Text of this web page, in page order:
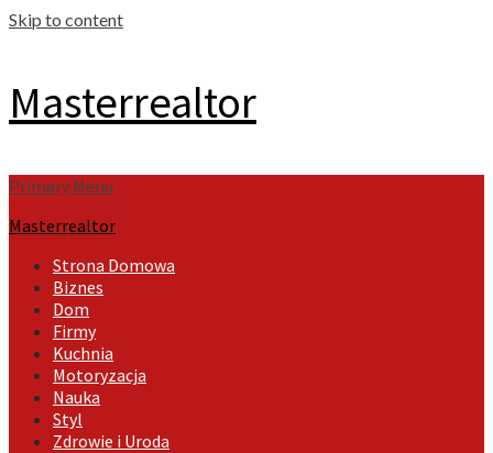
Skip to content
Masterrealtor
Primary Menu
Masterrealtor
Strona Domowa
Biznes
Dom
Firmy
Kuchnia
Motoryzacja
Nauka
Styl
Zdrowie i Uroda